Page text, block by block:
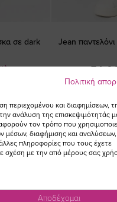
σε dark
Jean
Πολιτική
περιεχομένου και διαφημίσεων,
ανάλυση της επισκεψιμότητάς
τον τρόπο που
μέσων, διαφήμισης και αναλύσεων,
πληροφορίες που τους έχετε
σχέση με την από μέρους σας
Αποδέχομαι